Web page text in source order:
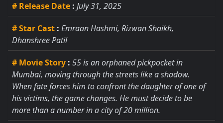
# Release Date : July 31, 2025
# Star Cast : Emraan Hashmi, Rizwan Shaikh,
Dhanshree Patil
# Movie Story : 55 is an orphaned pickpocket in
Mumbai, moving through the streets like a shadow.
When fate forces him to confront the daughter of one of
his victims, the game changes. He must decide to be
more than a number in a city of 20 million.